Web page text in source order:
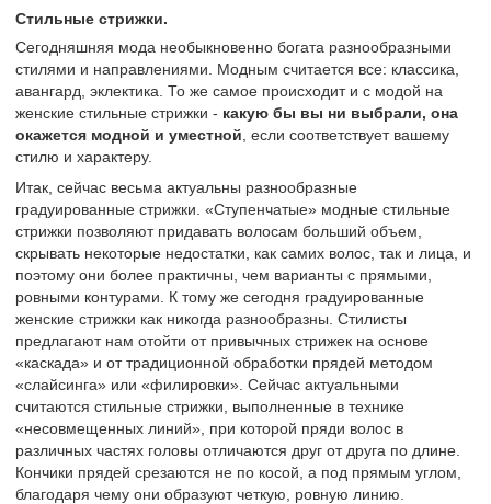
Стильные стрижки.
Сегодняшняя мода необыкновенно богата разнообразными
стилями и направлениями. Модным считается все: классика,
авангард, эклектика. То же самое происходит и с модой на
женские стильные стрижки - какую бы вы ни выбрали, она
окажется модной и уместной , если соответствует вашему
стилю и характеру.
Итак, сейчас весьма актуальны разнообразные
градуированные стрижки. «Ступенчатые» модные стильные
стрижки позволяют придавать волосам больший объем,
скрывать некоторые недостатки, как самих волос, так и лица, и
поэтому они более практичны, чем варианты с прямыми,
ровными контурами. К тому же сегодня градуированные
женские стрижки как никогда разнообразны. Стилисты
предлагают нам отойти от привычных стрижек на основе
«каскада» и от традиционной обработки прядей методом
«слайсинга» или «филировки». Сейчас актуальными
считаются стильные стрижки, выполненные в технике
«несовмещенных линий», при которой пряди волос в
различных частях головы отличаются друг от друга по длине.
Кончики прядей срезаются не по косой, а под прямым углом,
благодаря чему они образуют четкую, ровную линию.